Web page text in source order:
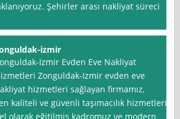
Şehirler arası nakliyat süreci
izmir
Izmir Evden Eve Nakliyat
Zonguldak-Izmir evden eve
hizmetleri sağlayan firmamız,
kaliteli ve güvenli taşımacılık hizmetleri
olarak eğitilmiş kadromuz ve modern